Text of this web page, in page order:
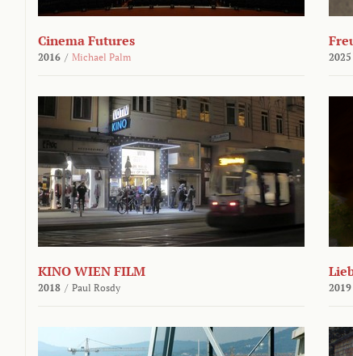
Cinema Futures
2016 / Michael Palm 2025
KINO WIEN FILM
2018 / Paul Rosdy 2019